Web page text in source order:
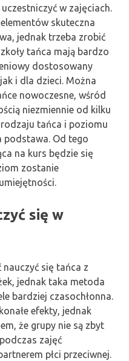
w zajęciach.
skuteczna
jednak trzeba zrobić
tańca mają bardzo
dostosowany
i dla dzieci. Można
nowoczesne, wśród
niezmiennie od kilku
tańca i poziomu
podstawa. Od tego
na kurs będzie się
zostanie
się w
się tańca z
jednak taka metoda
bardziej czasochłonna.
efekty, jednak
że grupy nie są zbyt
zajęć
płci przeciwnej.